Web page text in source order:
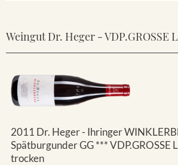
Weingut Dr. Heger - VDP.GROSSE
2011 Dr. Heger - Ihringer
Spätburgunder GG *** VDP.GROSSE
trocken